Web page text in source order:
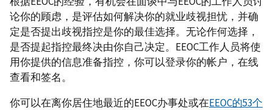
论你的顾虑，是评估如何解决你的就业歧视担忧，并确
定是否提出歧视指控是你的最佳选择。无论作何选择，
是否提起指控最终决由你自己决定。EEOC工作人员将使
用你提供的信息准备指控，你可以登录你的帐户，在线
查看和签名。
你可以在离你居住地最近的EEOC办事处或在EEOC的53个